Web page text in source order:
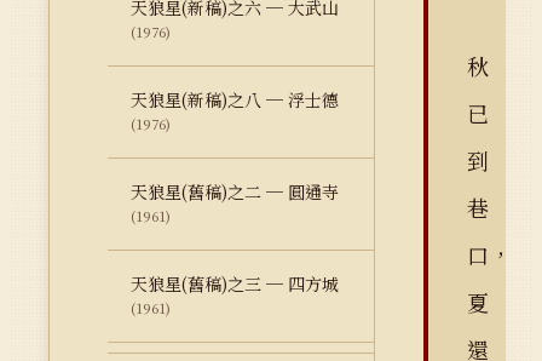
天狼星(新稿)之六 ─ 大武山
(1976)
天狼星(新稿)之八 ─ 浮士德
(1976)
天狼星(舊稿)之二 ─ 圓通寺
(1961)
天狼星(舊稿)之三 ─ 四方城
(1961)
秋
已
到
巷
口，
夏
還